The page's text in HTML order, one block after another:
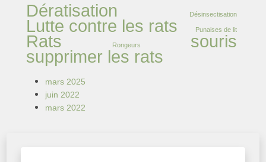
Dératisation Désinsectisation
Lutte contre les rats Punaises de lit
Rats Rongeurs souris
supprimer les rats
mars 2025
juin 2022
mars 2022